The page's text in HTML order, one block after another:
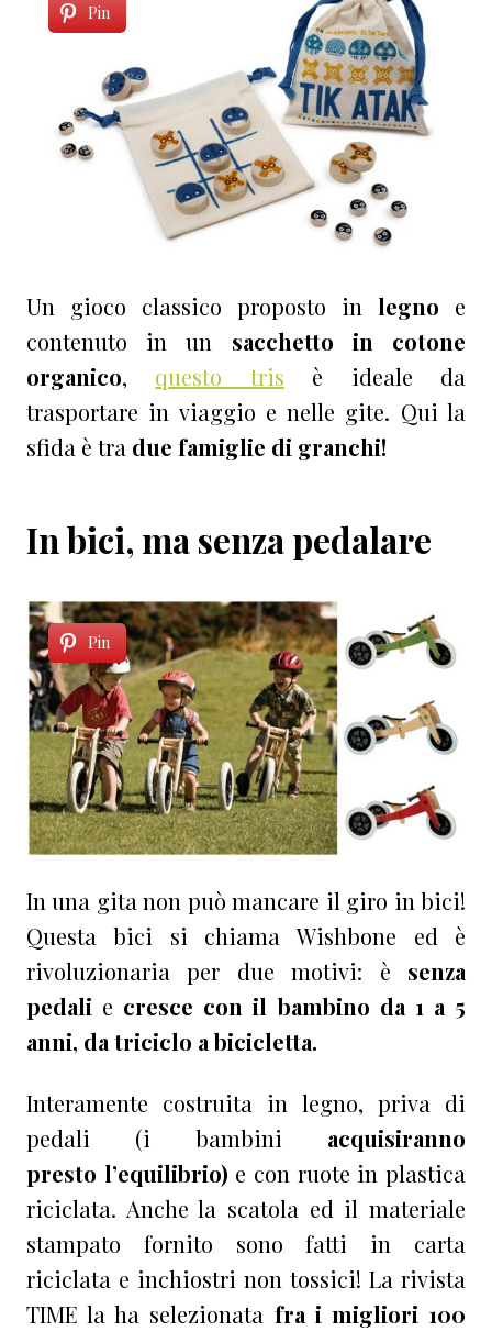
Pin
Un gioco classico proposto in legno e
contenuto in un sacchetto in cotone
organico, questo tris è ideale da
trasportare in viaggio e nelle gite. Qui la
sfida è tra due famiglie di granchi!
In bici, ma senza pedalare
Pin
In una gita non può mancare il giro in bici!
Questa bici si chiama Wishbone ed è
rivoluzionaria per due motivi: è senza
pedali e cresce con il bambino da 1 a 5
anni, da triciclo a bicicletta.
Interamente costruita in legno, priva di
pedali (i bambini acquisiranno
presto l’equilibrio) e con ruote in plastica
riciclata. Anche la scatola ed il materiale
stampato fornito sono fatti in carta
riciclata e inchiostri non tossici! La rivista
TIME la ha selezionata fra i migliori 100